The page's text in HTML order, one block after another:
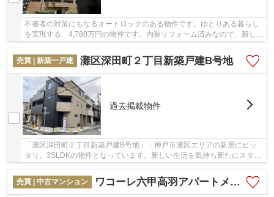
不審者の対策にもなるオートロックのある物件です。ゆとりある暮らし
を実現する、4,780万円の物件です。内装リフォーム済みなので、新しく
売買 | 新築一戸建
灘区深田町２丁目新築戸建B号地
過去掲載物件
「灘区深田町２丁目新築戸建B号地」：神戸市灘区エリアの新居にピッ
タリ。3SLDKの物件となっています。新しい生活を気持ち新たにスター
売買 | 中古マンション
ワコーレ六甲高羽アパートメント